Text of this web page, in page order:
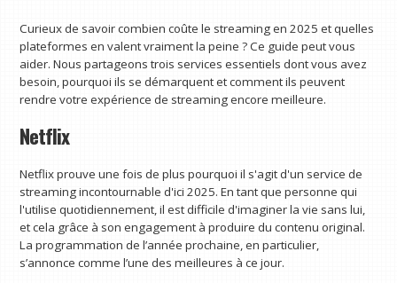
Curieux de savoir combien coûte le streaming en 2025 et quelles
plateformes en valent vraiment la peine ? Ce guide peut vous
aider. Nous partageons trois services essentiels dont vous avez
besoin, pourquoi ils se démarquent et comment ils peuvent
rendre votre expérience de streaming encore meilleure.
Netflix
Netflix prouve une fois de plus pourquoi il s'agit d'un service de
streaming incontournable d'ici 2025. En tant que personne qui
l'utilise quotidiennement, il est difficile d'imaginer la vie sans lui,
et cela grâce à son engagement à produire du contenu original.
La programmation de l’année prochaine, en particulier,
s’annonce comme l’une des meilleures à ce jour.